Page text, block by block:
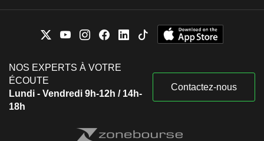
NOS EXPERTS À VOTRE
ÉCOUTE
Lundi - Vendredi 9h-12h / 14h-
18h
Contactez-nous